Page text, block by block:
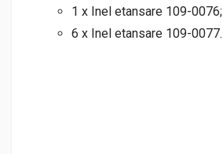
1 x Inel etansare 109-0076;
6 x Inel etansare 109-0077.